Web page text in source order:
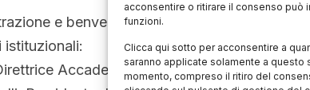
acconsentire o ritirare il consenso può
funzioni.
Clicca qui sotto per acconsentire a
saranno applicate solamente a
momento, compreso il ritiro del
e benvenuto
istituzionali:
Accademia NAMI